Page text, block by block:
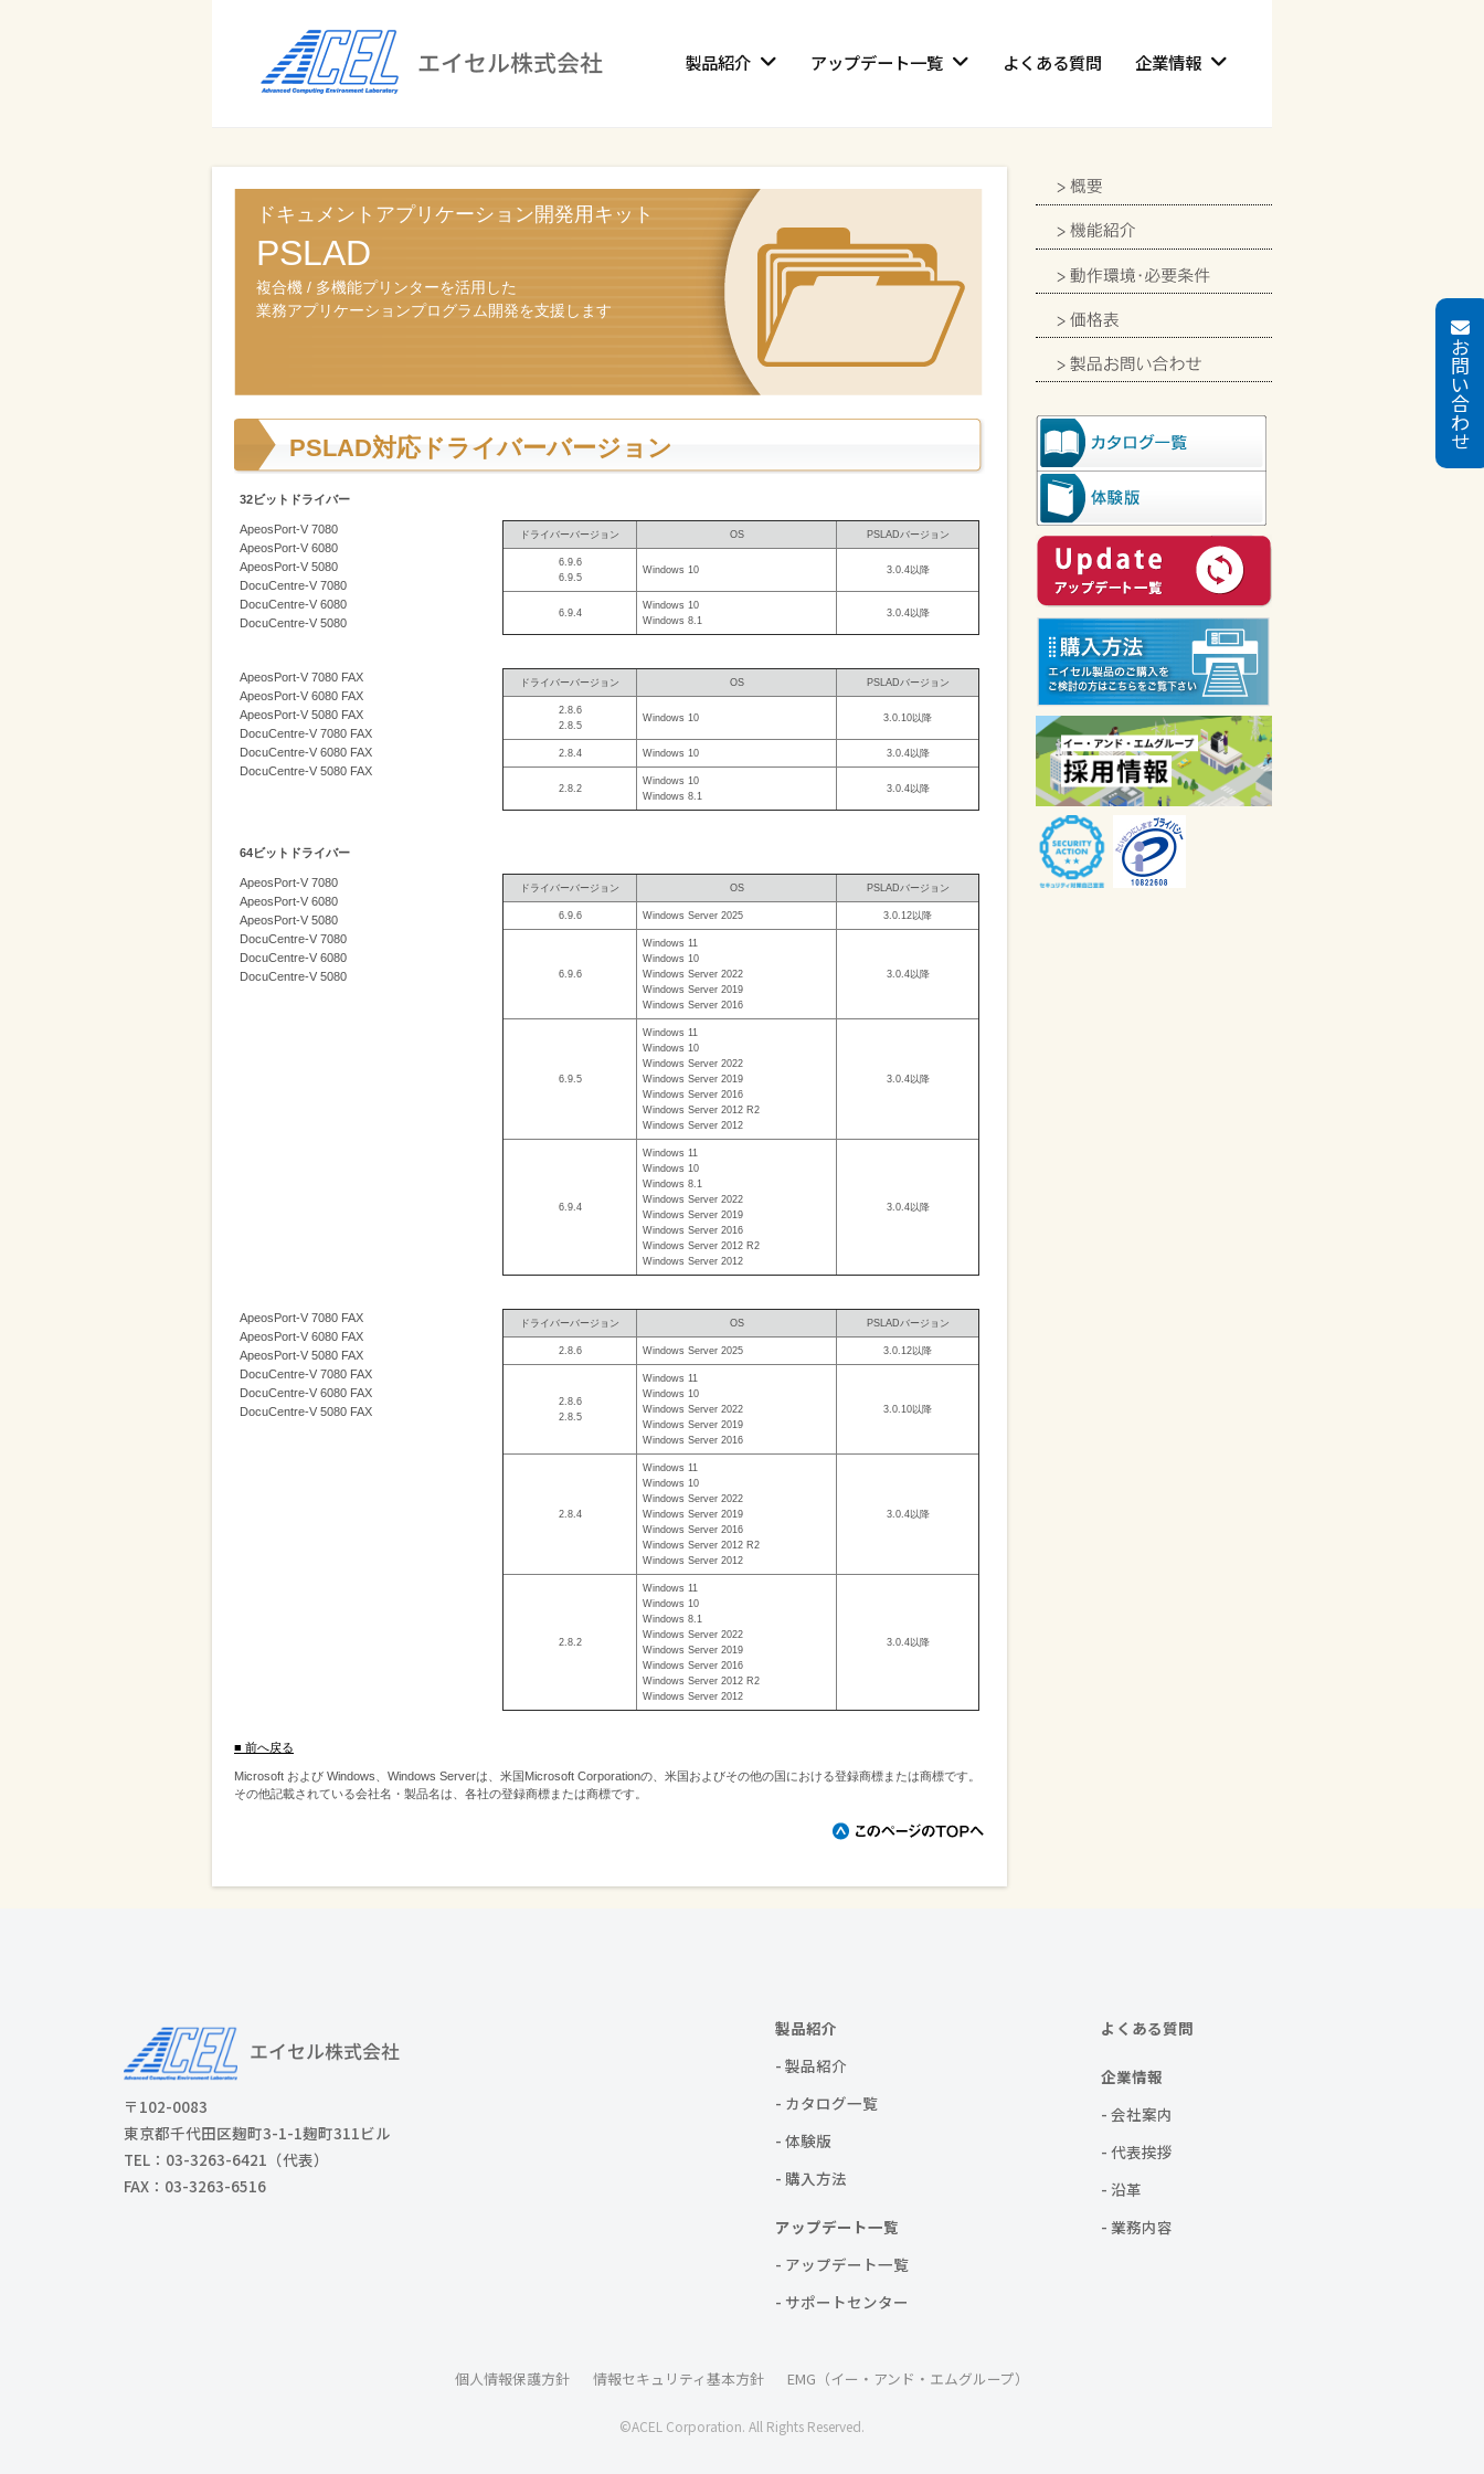
株式会社
ネ
ス
の
効
率
コ
ス
削
減
を
支
製品紹介 アップデート一覧 よくある質問 企業情報
お
問
い
合
わ
せ
ドキュメントアプリケーション開発用キット
PSLAD
複合機 / 多機能プリンターを活用した
業務アプリケーションプログラム開発を支援します
PSLAD対応ドライバーバージョン
32ビットドライバー
ApeosPort-V 7080
ApeosPort-V 6080
ApeosPort-V 5080
DocuCentre-V 7080
DocuCentre-V 6080
DocuCentre-V 5080
ドライバーバージョン OS PSLADバージョン
6.9.6
6.9.5
Windows 10 3.0.4以降
6.9.4
Windows 10
Windows 8.1
3.0.4以降
ApeosPort-V 7080 FAX
ApeosPort-V 6080 FAX
ApeosPort-V 5080 FAX
DocuCentre-V 7080 FAX
DocuCentre-V 6080 FAX
DocuCentre-V 5080 FAX
ドライバーバージョン OS PSLADバージョン
2.8.6
2.8.5
Windows 10 3.0.10以降
2.8.4 Windows 10 3.0.4以降
2.8.2
Windows 10
Windows 8.1
3.0.4以降
64ビットドライバー
ApeosPort-V 7080
ApeosPort-V 6080
ApeosPort-V 5080
DocuCentre-V 7080
DocuCentre-V 6080
DocuCentre-V 5080
ドライバーバージョン OS PSLADバージョン
6.9.6 Windows Server 2025 3.0.12以降
6.9.6
Windows 11
Windows 10
Windows Server 2022
Windows Server 2019
Windows Server 2016
3.0.4以降
6.9.5
Windows 11
Windows 10
Windows Server 2022
Windows Server 2019
Windows Server 2016
Windows Server 2012 R2
Windows Server 2012
3.0.4以降
6.9.4
Windows 11
Windows 10
Windows 8.1
Windows Server 2022
Windows Server 2019
Windows Server 2016
Windows Server 2012 R2
Windows Server 2012
3.0.4以降
ApeosPort-V 7080 FAX
ApeosPort-V 6080 FAX
ApeosPort-V 5080 FAX
DocuCentre-V 7080 FAX
DocuCentre-V 6080 FAX
DocuCentre-V 5080 FAX
ドライバーバージョン OS PSLADバージョン
2.8.6 Windows Server 2025 3.0.12以降
2.8.6
2.8.5
Windows 11
Windows 10
Windows Server 2022
Windows Server 2019
Windows Server 2016
3.0.10以降
2.8.4
Windows 11
Windows 10
Windows Server 2022
Windows Server 2019
Windows Server 2016
Windows Server 2012 R2
Windows Server 2012
3.0.4以降
2.8.2
Windows 11
Windows 10
Windows 8.1
Windows Server 2022
Windows Server 2019
Windows Server 2016
Windows Server 2012 R2
Windows Server 2012
3.0.4以降
■ 前へ戻る
Microsoft および Windows、Windows Serverは、米国Microsoft Corporationの、米国およびその他の国における登録商標または商標です。
その他記載されている会社名・製品名は、各社の登録商標または商標です。
〒102-0083
東京都千代田区麹町3-1-1麹町311ビル
TEL：03-3263-6421（代表）
FAX：03-3263-6516
製品紹介
- 製品紹介
- カタログ一覧
- 体験版
- 購入方法
アップデート一覧
- アップデート一覧
- サポートセンター
よくある質問
企業情報
- 会社案内
- 代表挨拶
- 沿革
- 業務内容
個人情報保護方針 情報セキュリティ基本方針 EMG（イー・アンド・エムグループ）